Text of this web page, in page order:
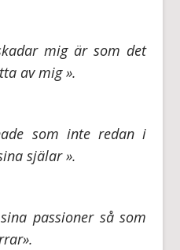
mig är som det
av mig ».
som inte redan i
själar ».
passioner så som